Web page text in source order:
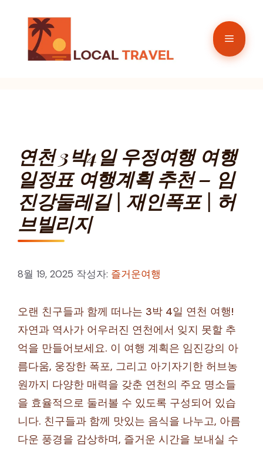
메
연천 3박4일 우정여행 여행
일정표 여행계획 추천 – 임
진강둘레길 | 재인폭포 | 허
브빌리지
8월 19, 2025 작성자: 즐거운여행
오랜 친구들과 함께 떠나는 3박 4일 연천 여행!
자연과 역사가 어우러진 연천에서 잊지 못할 추
억을 만들어보세요. 이 여행 계획은 임진강의 아
름다움, 웅장한 폭포, 그리고 아기자기한 허브농
원까지 다양한 매력을 갖춘 연천의 주요 명소들
을 효율적으로 둘러볼 수 있도록 구성되어 있습
니다. 친구들과 함께 맛있는 음식을 나누고, 아름
다운 풍경을 감상하며, 즐거운 시간을 보내실 수